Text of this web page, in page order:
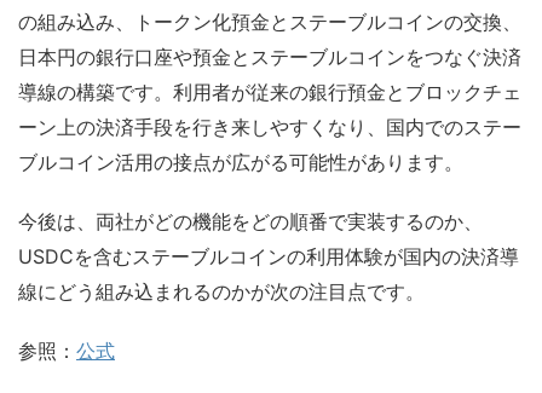
の組み込み、トークン化預金とステーブルコインの交換、
日本円の銀行口座や預金とステーブルコインをつなぐ決済
導線の構築です。利用者が従来の銀行預金とブロックチェ
ーン上の決済手段を行き来しやすくなり、国内でのステー
ブルコイン活用の接点が広がる可能性があります。
今後は、両社がどの機能をどの順番で実装するのか、
USDCを含むステーブルコインの利用体験が国内の決済導
線にどう組み込まれるのかが次の注目点です。
参照： 公式